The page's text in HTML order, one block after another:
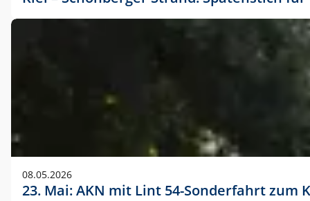
08.05.2026
23. Mai: AKN mit Lint 54-Sonderfahrt